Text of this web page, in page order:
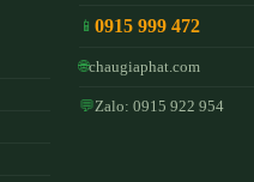
📱 0915 999 472
🌐chaugiaphat.com
💬Zalo: 0915 922 954